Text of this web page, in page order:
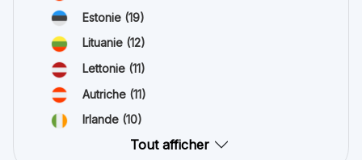
Estonie (19)
Lituanie (12)
Lettonie (11)
Autriche (11)
Irlande (10)
Tout afficher